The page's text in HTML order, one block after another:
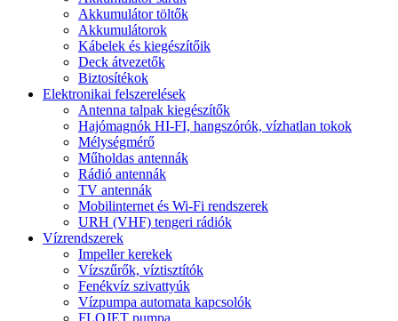
Akkumulátor töltők
Akkumulátorok
Kábelek és kiegészítőik
Deck átvezetők
Biztosítékok
Elektronikai felszerelések
Antenna talpak kiegészítők
Hajómagnók HI-FI, hangszórók, vízhatlan tokok
Mélységmérő
Műholdas antennák
Rádió antennák
TV antennák
Mobilinternet és Wi-Fi rendszerek
URH (VHF) tengeri rádiók
Vízrendszerek
Impeller kerekek
Vízszűrők, víztisztítók
Fenékvíz szivattyúk
Vízpumpa automata kapcsolók